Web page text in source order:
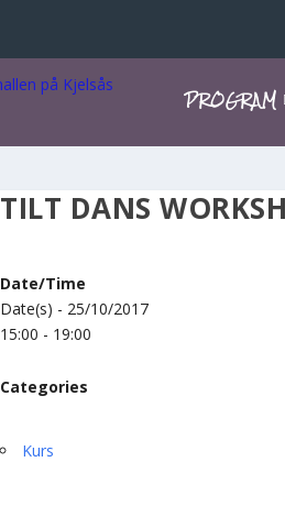
PROGRAM
TILT DANS
Date/Time
Date(s) - 25/10/2017
15:00 - 19:00
Categories
Kurs